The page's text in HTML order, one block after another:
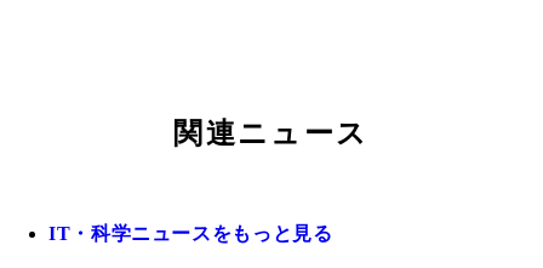
関連ニュース
IT・科学ニュースをもっと見る